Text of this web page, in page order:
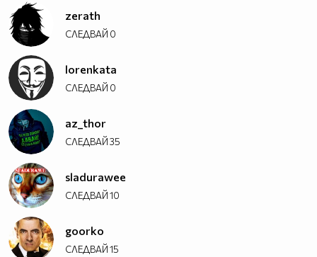
zerath
СЛЕДВАЙ 0
lorenkata
СЛЕДВАЙ 0
az_thor
СЛЕДВАЙ35
sladurawee
СЛЕДВАЙ10
goorko
СЛЕДВАЙ15